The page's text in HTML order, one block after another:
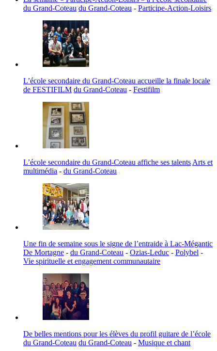
du Grand-Coteau du Grand-Coteau - Participe-Action-Loisirs
L’école secondaire du Grand-Coteau accueille la finale locale
de FESTIFILM du Grand-Coteau - Festifilm
L’école secondaire du Grand-Coteau affiche ses talentsArts et
multimédia - du Grand-Coteau
Une fin de semaine sous le signe de l’entraide à Lac-Mégantic
De Mortagne - du Grand-Coteau - Ozias-Leduc - Polybel -
Vie spirituelle et engagement communautaire
De belles mentions pour les élèves du profil guitare de l’école
du Grand-Coteau du Grand-Coteau - Musique et chant